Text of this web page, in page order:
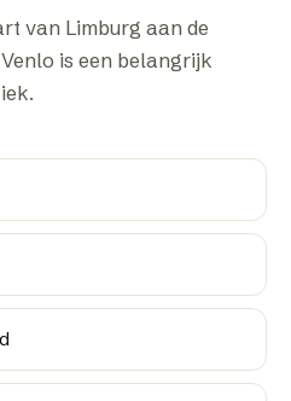
van Limburg aan de
is een belangrijk